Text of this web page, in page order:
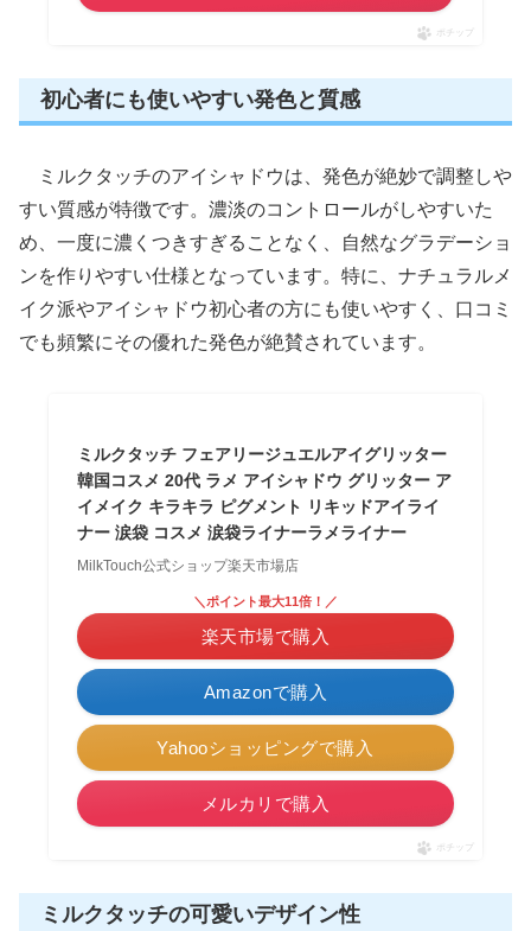
ポチップ
初心者にも使いやすい発色と質感
ミルクタッチのアイシャドウは、発色が絶妙で調整しや
すい質感が特徴です。濃淡のコントロールがしやすいた
め、一度に濃くつきすぎることなく、自然なグラデーショ
ンを作りやすい仕様となっています。特に、ナチュラルメ
イク派やアイシャドウ初心者の方にも使いやすく、口コミ
でも頻繁にその優れた発色が絶賛されています。
ミルクタッチ フェアリージュエルアイグリッター
韓国コスメ 20代 ラメ アイシャドウ グリッター ア
イメイク キラキラ ピグメント リキッドアイライ
ナー 涙袋 コスメ 涙袋ライナーラメライナー
MilkTouch公式ショップ楽天市場店
Amazonで購入
＼ポイント最大11倍！／
楽天市場で購入
Yahooショッピングで購入
メルカリで購入
ポチップ
ミルクタッチの可愛いデザイン性